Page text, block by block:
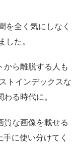
を全く気にしなく
た。
から離脱する人も
トインデックスな
る時代に。
質な画像を載せる
に使い分けてく